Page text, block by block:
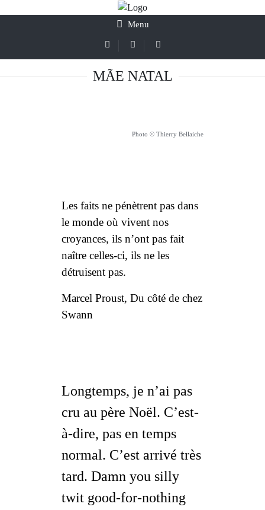
Menu
MÃE NATAL
Photo © Thierry Bellaiche
Les faits ne pénètrent pas dans
le monde où vivent nos
croyances, ils n’ont pas fait
naître celles-ci, ils ne les
détruisent pas.
Marcel Proust, Du côté de chez
Swann
Longtemps, je n’ai pas
cru au père Noël. C’est-
à-dire, pas en temps
normal. C’est arrivé très
tard. Damn you silly
twit good-for-nothing